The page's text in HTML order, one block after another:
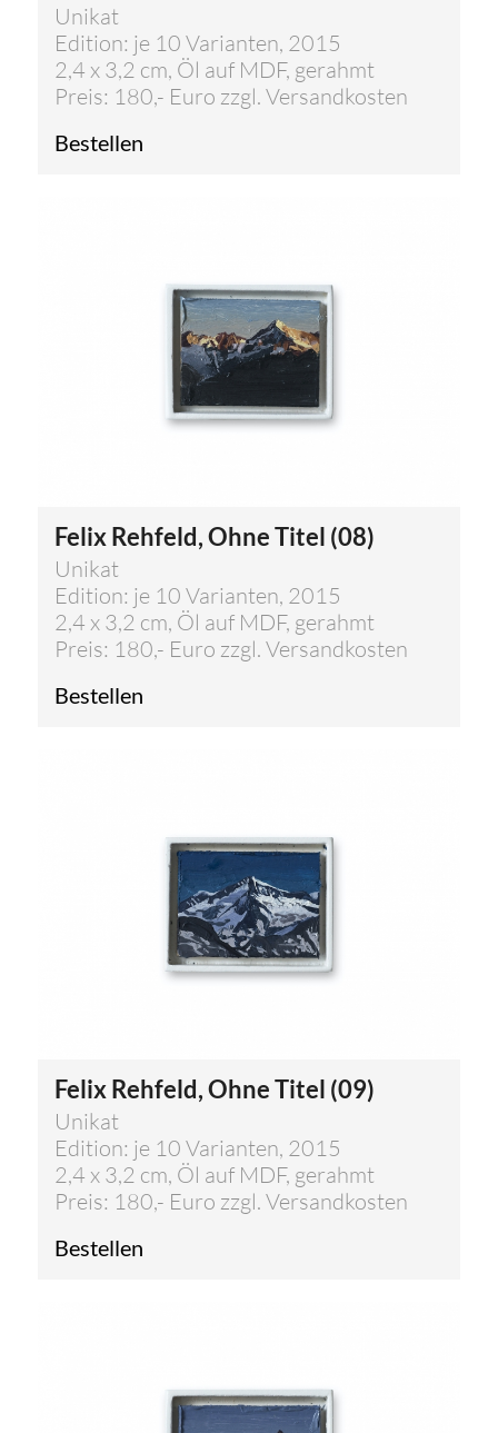
Unikat
Edition: je 10 Varianten, 2015
2,4 x 3,2 cm, Öl auf MDF, gerahmt
Preis: 180,- Euro zzgl. Versandkosten
Bestellen
Felix Rehfeld, Ohne Titel (08)
Unikat
Edition: je 10 Varianten, 2015
2,4 x 3,2 cm, Öl auf MDF, gerahmt
Preis: 180,- Euro zzgl. Versandkosten
Bestellen
Felix Rehfeld, Ohne Titel (09)
Unikat
Edition: je 10 Varianten, 2015
2,4 x 3,2 cm, Öl auf MDF, gerahmt
Preis: 180,- Euro zzgl. Versandkosten
Bestellen